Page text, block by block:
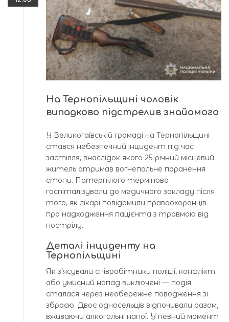
На Тернопільщині чоловік
випадково підстрелив знайомого
У Великогаївській громаді на Тернопільщині
стався небезпечний інцидент під час
застілля, внаслідок якого 25-річний місцевий
житель отримав вогнепальне поранення
стопи. Потерпілого терміново
госпіталізували до медичного закладу після
того, як лікарі повідомили правоохоронців
про надходження пацієнта з травмою від
пострілу.
Деталі інциденту на
Тернопільщині
Як з’ясували співробітники поліції, конфлікт
або умисний напад виключені — подія
сталася через необережне поводження зі
зброєю. Двоє односельців відпочивали разом,
вживаючи алкогольні напої. У певний момент